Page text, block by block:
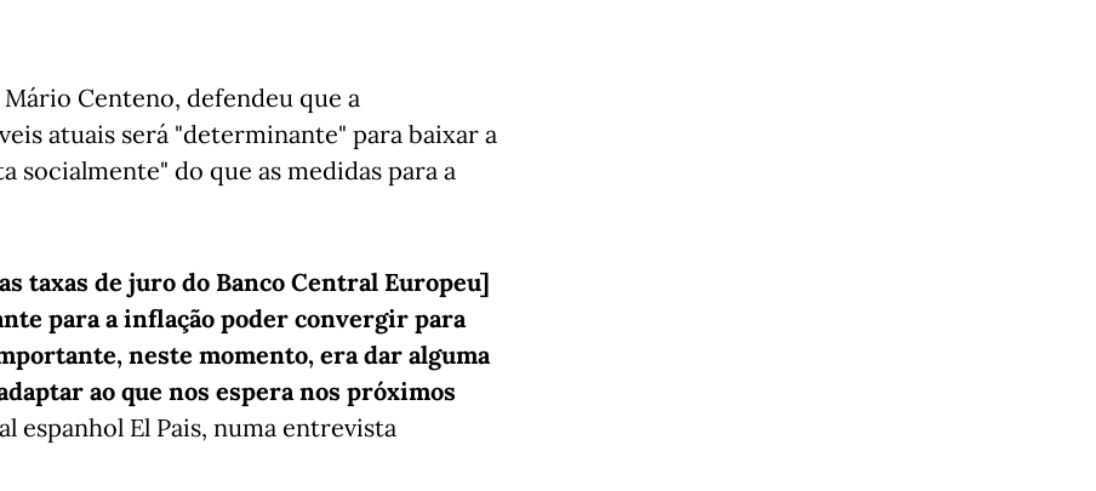
Centeno, defendeu que a
atuais será "determinante" para baixar a
socialmente" do que as medidas para a
taxas de juro do Banco Central Europeu]
para a inflação poder convergir para
neste momento, era dar alguma
ao que nos espera nos próximos
espanhol El Pais, numa entrevista